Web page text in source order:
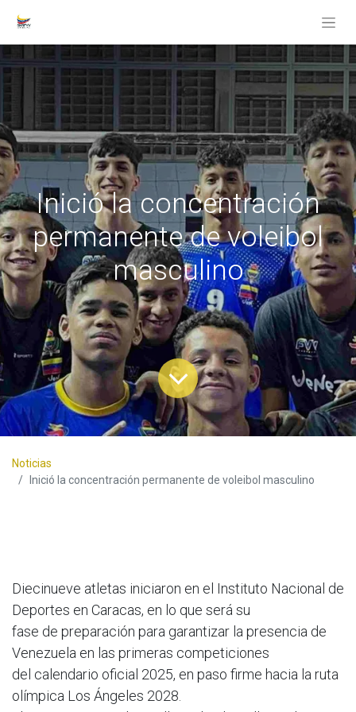
Inició la concentración
permanente de voleibol
masculino
Noticias
Inició la concentración permanente de voleibol masculino
Diecinueve atletas iniciaron en el Instituto Nacional de
Deportes en Caracas, en lo que será su
fase de preparación para garantizar la presencia de
Venezuela en las primeras competiciones
del calendario oficial 2025, en paso firme hacia la ruta
olímpica Los Ángeles 2028.